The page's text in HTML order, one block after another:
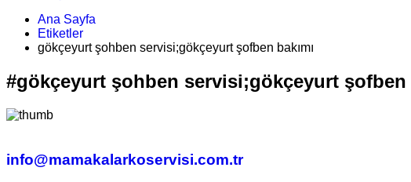
Ana Sayfa
Etiketler
gökçeyurt şohben servisi;gökçeyurt şofben bakımı
#gökçeyurt şohben servisi;gökçeyurt şofben
info@mamakalarkoservisi.com.tr